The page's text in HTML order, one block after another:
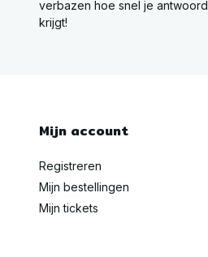
verbazen hoe snel je antwoord
krijgt!
Mijn account
Registreren
Mijn bestellingen
Mijn tickets